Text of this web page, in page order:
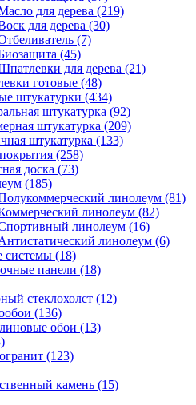
для дерева (219)
для дерева (30)
(7)
(45)
для дерева (21)
готовые (48)
штукатурки (434)
штукатурка (92)
штукатурка (209)
штукатурка (133)
(258)
доска (73)
(185)
линолеум (81)
линолеум (82)
линолеум (16)
линолеум (6)
системы (18)
панели (18)
стеклохолст (12)
(136)
обои (13)
(123)
камень (15)